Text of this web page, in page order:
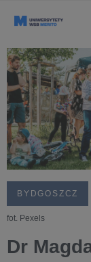
BYDGOSZCZ
fot. Pexels
Dr